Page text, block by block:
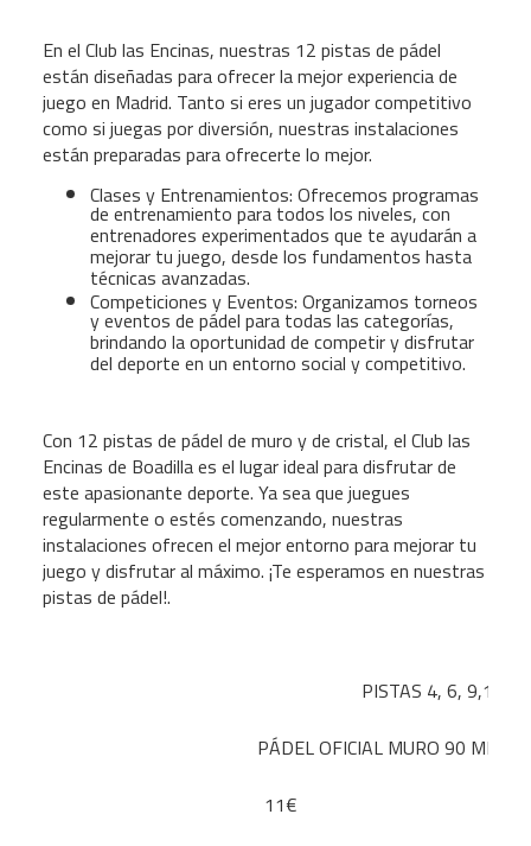
En el Club las Encinas, nuestras 12 pistas de pádel
están diseñadas para ofrecer la mejor experiencia de
juego en Madrid. Tanto si eres un jugador competitivo
como si juegas por diversión, nuestras instalaciones
están preparadas para ofrecerte lo mejor.
Clases y Entrenamientos: Ofrecemos programas
de entrenamiento para todos los niveles, con
entrenadores experimentados que te ayudarán a
mejorar tu juego, desde los fundamentos hasta
técnicas avanzadas.
Competiciones y Eventos: Organizamos torneos
y eventos de pádel para todas las categorías,
brindando la oportunidad de competir y disfrutar
del deporte en un entorno social y competitivo.
Con 12 pistas de pádel de muro y de cristal, el Club las
Encinas de Boadilla es el lugar ideal para disfrutar de
este apasionante deporte. Ya sea que juegues
regularmente o estés comenzando, nuestras
instalaciones ofrecen el mejor entorno para mejorar tu
juego y disfrutar al máximo. ¡Te esperamos en nuestras
pistas de pádel!.
PISTAS 4, 6, 9,10
PÁDEL OFICIAL MURO 90 MIN
11€